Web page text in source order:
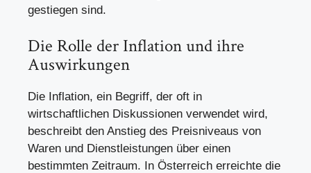
gestiegen sind.
Die Rolle der Inflation und ihre
Auswirkungen
Die Inflation, ein Begriff, der oft in
wirtschaftlichen Diskussionen verwendet wird,
beschreibt den Anstieg des Preisniveaus von
Waren und Dienstleistungen über einen
bestimmten Zeitraum. In Österreich erreichte die